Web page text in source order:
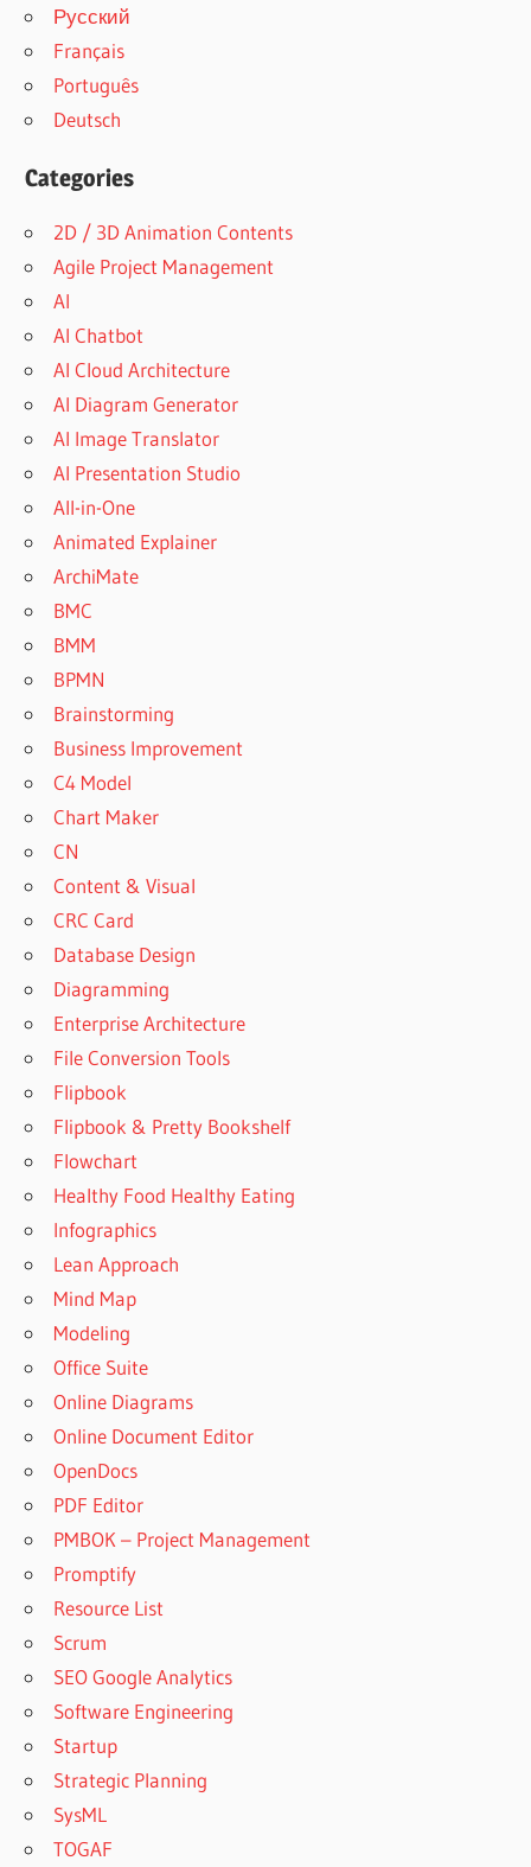
Русский
Français
Português
Deutsch
Categories
2D / 3D Animation Contents
Agile Project Management
AI
AI Chatbot
AI Cloud Architecture
AI Diagram Generator
AI Image Translator
AI Presentation Studio
All-in-One
Animated Explainer
ArchiMate
BMC
BMM
BPMN
Brainstorming
Business Improvement
C4 Model
Chart Maker
CN
Content & Visual
CRC Card
Database Design
Diagramming
Enterprise Architecture
File Conversion Tools
Flipbook
Flipbook & Pretty Bookshelf
Flowchart
Healthy Food Healthy Eating
Infographics
Lean Approach
Mind Map
Modeling
Office Suite
Online Diagrams
Online Document Editor
OpenDocs
PDF Editor
PMBOK – Project Management
Promptify
Resource List
Scrum
SEO Google Analytics
Software Engineering
Startup
Strategic Planning
SysML
TOGAF